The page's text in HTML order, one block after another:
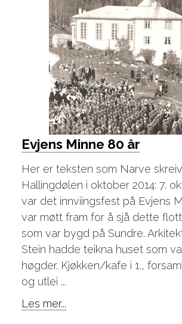
Evjens Minne 80 år
Her er teksten som Narve
Hallingdølen i oktober 2014: 7.
var det innviingsfest på Evjens
var møtt fram for å sjå dette
som var bygd på Sundre.
Stein hadde teikna huset som
høgder. Kjøkken/kafe i 1.,
og utlei ...
Les mer...